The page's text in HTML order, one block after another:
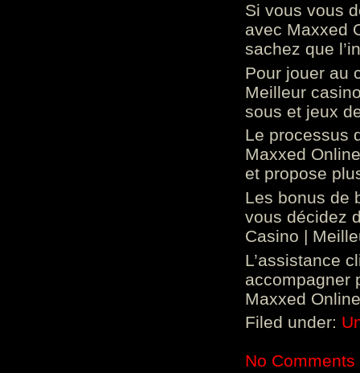
Si vous vous
avec Maxxed
sachez que
Pour jouer au
Meilleur
sous et jeux
Le processus
Maxxed
et propose
Les bonus de
vous décidez
Casino |
L’assistance
accompagner
Maxxed
Filed under:
No Comments